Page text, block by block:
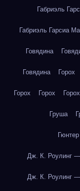
Габриэль
Габриэль Гарсиа
Говядина
Говядина Горох
Горох Горох Горох
Груша
Дж. К. Роулинг —
Дж. К. Роулинг —